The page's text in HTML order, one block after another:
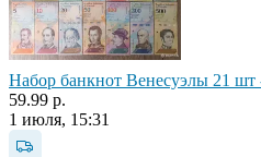
Набор банкнот Венесуэлы 21 шт
59.99 р.
1 июля, 15:31